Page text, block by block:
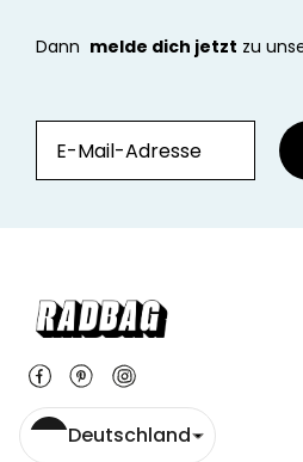
Dann melde dich jetzt zu
Deutschland